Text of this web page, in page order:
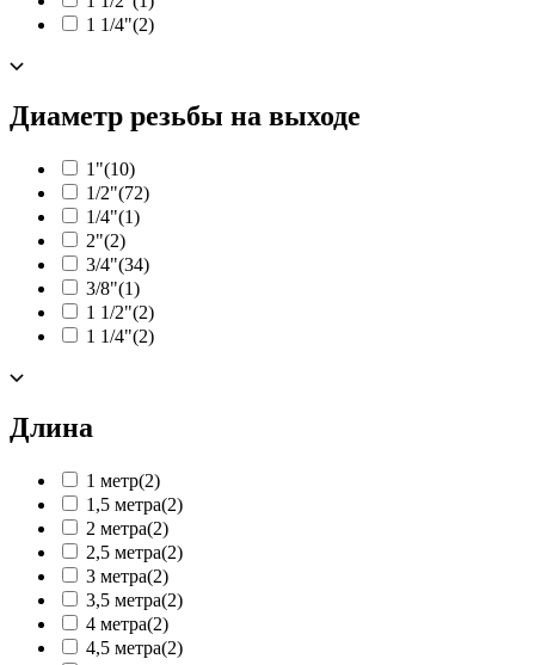
1 1/4"(2)
Диаметр резьбы на выходе
1"(10)
1/2"(72)
1/4"(1)
2"(2)
3/4"(34)
3/8"(1)
1 1/2"(2)
1 1/4"(2)
Длина
1 метр(2)
1,5 метра(2)
2 метра(2)
2,5 метра(2)
3 метра(2)
3,5 метра(2)
4 метра(2)
4,5 метра(2)